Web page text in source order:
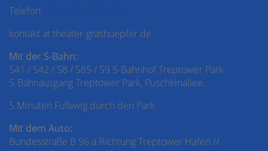
Telefon:
kontakt at theater-grashuepfer.de
Mit der S-Bahn:
S41 / S42 / S8 / S85 / S9 S-Bahnhof Treptower Park
S-Bahnausgang Treptower Park, Puschkinallee.
5 Minuten Fußweg durch den Park
Mit dem Auto:
Bundesstraße B 96 a Richtung Treptower Hafen //